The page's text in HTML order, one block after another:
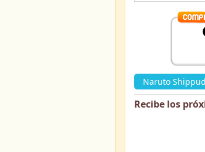
Naruto
Recibe los